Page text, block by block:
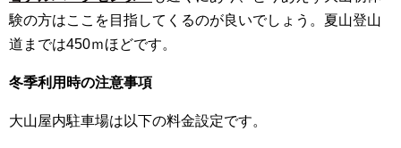
験の方はここを目指してくるのが良いでしょう。夏山登山
道までは450ｍほどです。
冬季利用時の注意事項
大山屋内駐車場は以下の料金設定です。